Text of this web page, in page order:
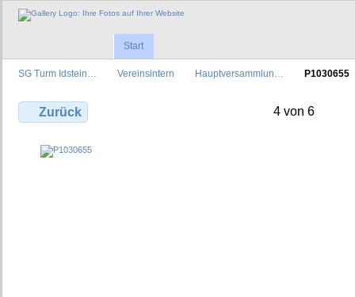
Start
SG Turm Idstein… Vereinsintern Hauptversammlun… P1030655
Zurück 4 von 6